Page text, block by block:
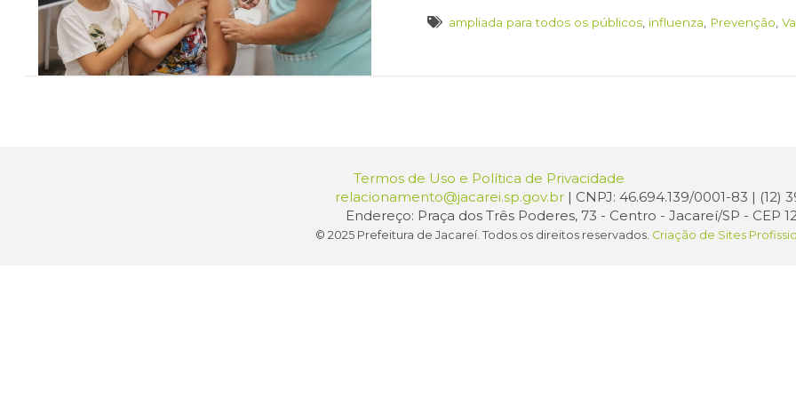
ampliada para todos os públicos influenza Prevenção ,
Termos de Uso e Política de Privacidade
relacionamento@jacarei.sp.gov.br | CNPJ: 46.694.139/0001-83 | (12)
Endereço: Praça dos Três Poderes, 73 - Centro - Jacareí/SP - CEP
© 2025 Prefeitura de Jacareí. Todos os direitos reservados. Criação de Sites